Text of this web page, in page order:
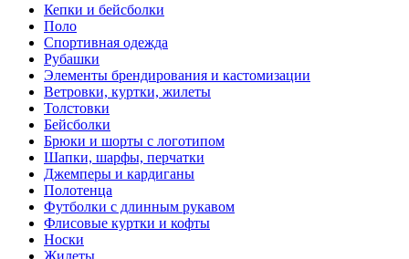
Кепки и бейсболки
Поло
Спортивная одежда
Рубашки
Элементы брендирования и кастомизации
Ветровки, куртки, жилеты
Толстовки
Бейсболки
Брюки и шорты с логотипом
Шапки, шарфы, перчатки
Джемперы и кардиганы
Полотенца
Футболки с длинным рукавом
Флисовые куртки и кофты
Носки
Жилеты